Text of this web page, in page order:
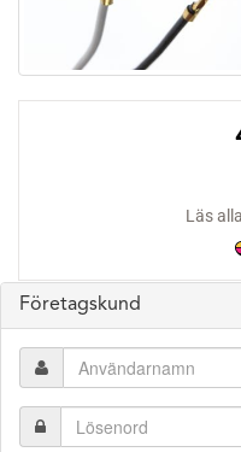
Företagskund